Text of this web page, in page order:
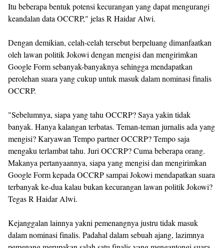
Itu beberapa bentuk potensi kecurangan yang dapat mengurangi
keandalan data OCCRP," jelas R Haidar Alwi.
Dengan demikian, celah-celah tersebut berpeluang dimanfaatkan
oleh lawan politik Jokowi dengan mengisi dan mengirimkan
Google Form sebanyak-banyaknya sehingga mendapatkan
perolehan suara yang cukup untuk masuk dalam nominasi finalis
OCCRP.
"Sebelumnya, siapa yang tahu OCCRP? Saya yakin tidak
banyak. Hanya kalangan terbatas. Teman-teman jurnalis ada yang
mengisi? Karyawan Tempo partner OCCRP? Tempo saja
mengaku terlambat tahu. Juri OCCRP? Cuma beberapa orang.
Makanya pertanyaannya, siapa yang mengisi dan mengirimkan
Google Form kepada OCCRP sampai Jokowi mendapatkan suara
terbanyak ke-dua kalau bukan kecurangan lawan politik Jokowi?
Tegas R Haidar Alwi.
Kejanggalan lainnya yakni pemenangnya justru tidak masuk
dalam nominasi finalis. Padahal dalam sebuah ajang, lazimnya